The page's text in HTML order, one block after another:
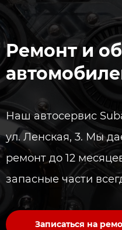
Ремонт и
​Наш автосервис
ул. Ленская, 3. Мы
ремонт до 12
запасные части
Записаться на